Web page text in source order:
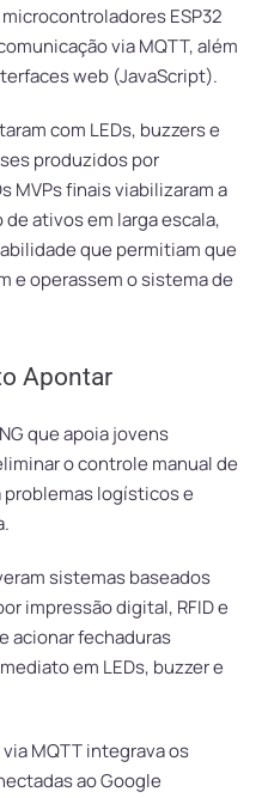
ESP32
via MQTT, além
web (JavaScript).
com LEDs, buzzers e
produzidos por
MVPs finais viabilizaram a
ativos em larga escala,
que permitiam que
e operassem o sistema de
Apontar
que apoia jovens
o controle manual de
problemas logísticos e
sistemas baseados
impressão digital, RFID e
acionar fechaduras
em LEDs, buzzer e
MQTT integrava os
ao Google